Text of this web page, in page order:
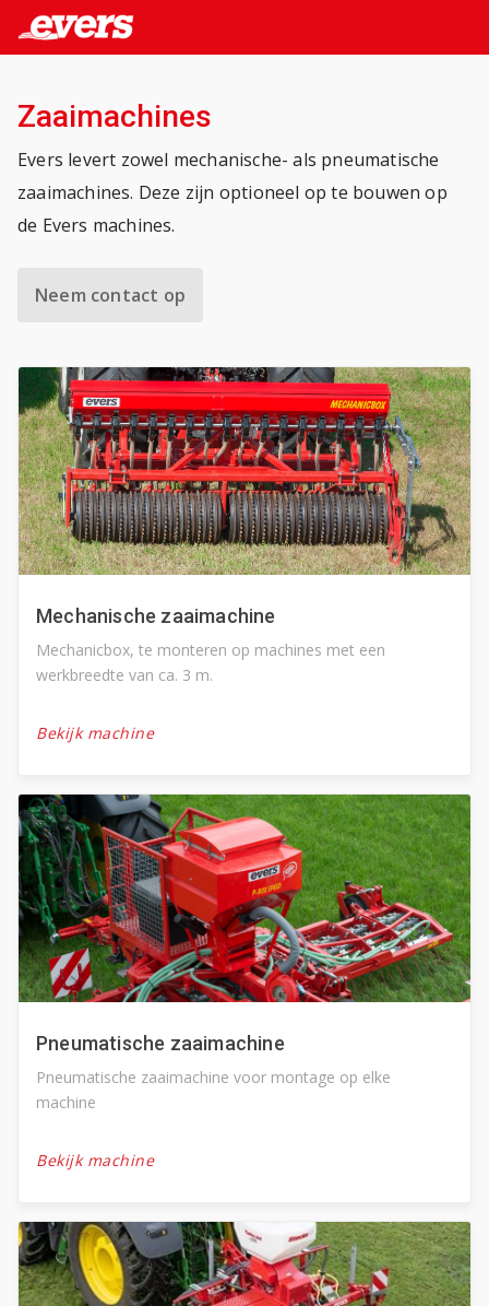
Zaaimachines
Evers levert zowel mechanische- als pneumatische
zaaimachines. Deze zijn optioneel op te bouwen op
de Evers machines.
Neem contact op
Mechanische zaaimachine
Mechanicbox, te monteren op machines met een
werkbreedte van ca. 3 m.
Bekijk machine
Pneumatische zaaimachine
Pneumatische zaaimachine voor montage op elke
machine
Bekijk machine